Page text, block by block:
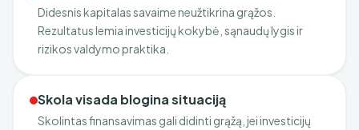
Didesnis kapitalas savaime neužtikrina grąžos.
Rezultatus lemia investicijų kokybė, sąnaudų lygis ir
rizikos valdymo praktika.
Skola visada blogina situaciją
Skolintas finansavimas gali didinti grąžą, jei investicijų